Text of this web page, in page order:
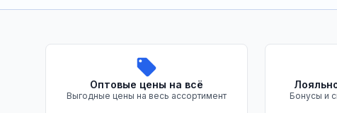
Преимущества нашего магазина
Оптовые цены на всё
Выгодные цены на весь ассортимент
Бонусы и